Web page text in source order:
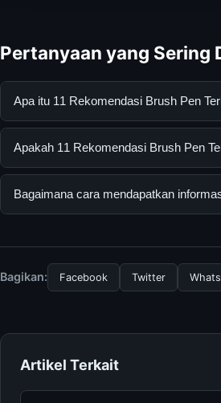
Pertanyaan yang Sering
Apa itu 11 Rekomendasi Brush Pen
11 Rekomendasi Brush Pen Terbaik
resmi dan mengikuti panduan yang
Apakah 11 Rekomendasi Brush Pen
Ya, 11 Rekomendasi Brush Pen
Bagaimana cara mendapatkan
terpercaya.
Bagikan: Facebook Twitter
Artikel Terkait